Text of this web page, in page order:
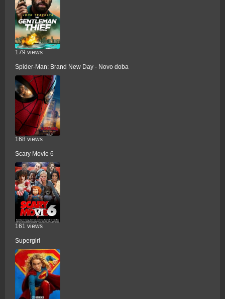
179 views
Spider-Man: Brand New Day - Novo doba
168 views
Scary Movie 6
161 views
Supergirl